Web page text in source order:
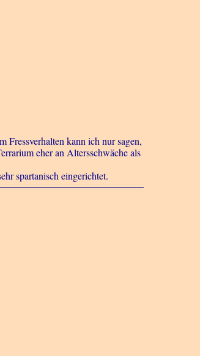
kann ich nur sagen,
eher an Altersschwäche als
spartanisch eingerichtet.